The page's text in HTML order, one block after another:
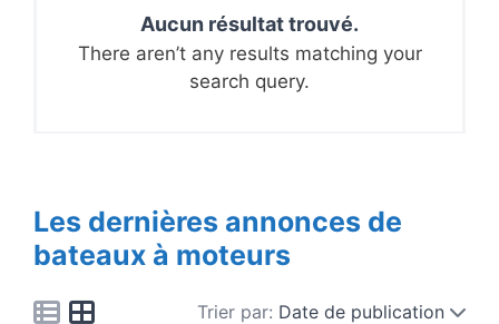
Aucun résultat trouvé.
There aren’t any results matching your
search query.
Les dernières annonces de
bateaux à moteurs
Trier par: Date de publication